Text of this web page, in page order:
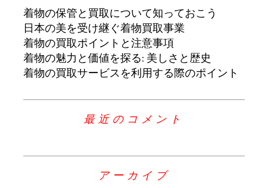
着物の保管と買取について知っておこう
日本の美を受け継ぐ着物買取事業
着物の買取ポイントと注意事項
着物の魅力と価値を探る: 美しさと歴史
着物の買取サービスを利用する際のポイント
最近のコメント
アーカイブ